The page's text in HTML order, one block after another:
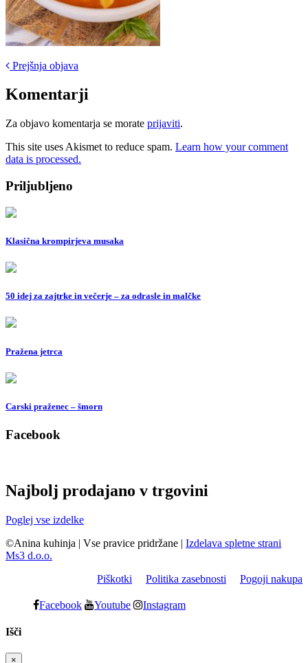
Post
navigation
Prejšnja objava
Komentarji
Za objavo komentarja se morate prijaviti.
This site uses Akismet to reduce spam. Learn how your comment
data is processed.
Priljubljeno
Klasična krompirjeva musaka
50 idej za zajtrke in večerje – za odrasle in malčke
Pražena jetrca
Carski praženec – šmorn
Facebook
Najbolj prodajano v trgovini
Poglej vse izdelke
©Anina kuhinja | Vse pravice pridržane | Izdelava spletne strani
Ms3 d.o.o.
Piškotki
Politika zasebnosti Pogoji nakupa
Facebook Youtube Instagram
Išči
×